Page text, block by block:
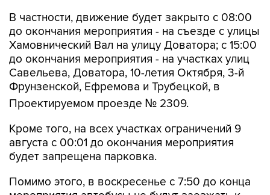
В частности, движение будет закрыто с 08:00
до окончания мероприятия - на съезде с улицы
Хамовнический Вал на улицу Доватора; с 15:00
до окончания мероприятия - на участках улиц
Савельева, Доватора, 10-летия Октября, 3-й
Фрунзенской, Ефремова и Трубецкой, в
Проектируемом проезде № 2309.
Кроме того, на всех участках ограничений 9
августа с 00:01 до окончания мероприятия
будет запрещена парковка.
Помимо этого, в воскресенье с 7:50 до конца